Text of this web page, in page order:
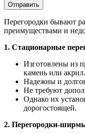
Отправить
Перегородки бывают
преимуществами и
1. Стационарные
Изготовлены из
камень или акрил.
Надежны и
Не требуют
Однако их
дорогостоящей.
2. Перегородки-